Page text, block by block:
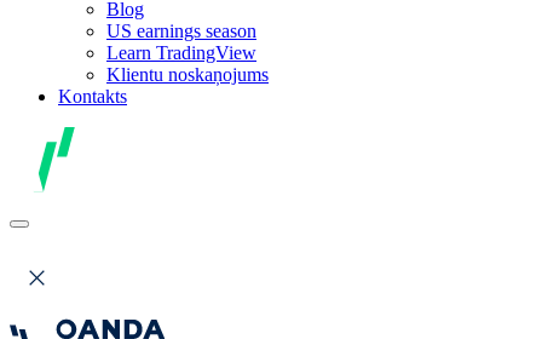
Blog
US earnings season
Learn TradingView
Klientu noskaņojums
Kontakts